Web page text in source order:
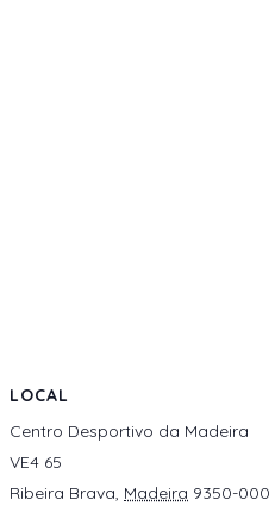
LOCAL
Centro Desportivo da Madeira
VE4 65
Ribeira Brava, Madeira 9350-000